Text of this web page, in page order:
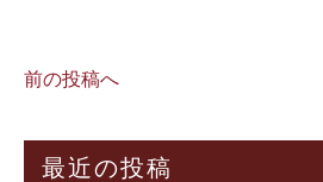
前の投稿へ
最近の投稿